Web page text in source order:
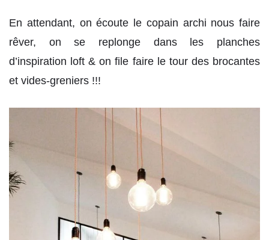
En attendant, on écoute le copain archi nous faire
rêver, on se replonge dans les planches
d’inspiration loft & on file faire le tour des brocantes
et vides-greniers !!!